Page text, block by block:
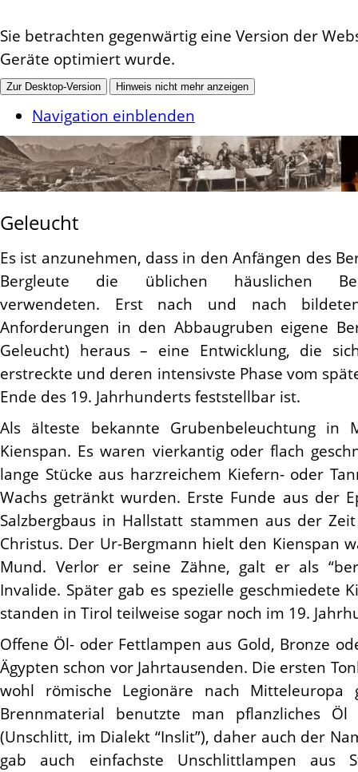
Sie betrachten gegenwärtig eine Version der
Geräte optimiert wurde.
Zur Desktop-Version Hinweis nicht mehr anzeigen
Navigation einblenden
Geleucht
Es ist anzunehmen, dass in den Anfängen des
Bergleute die üblichen häuslichen
verwendeten. Erst nach und nach
Anforderungen in den Abbaugruben eigene
Geleucht) heraus – eine Entwicklung, die
erstreckte und deren intensivste Phase vom
Ende des 19. Jahrhunderts feststellbar ist.
Als älteste bekannte Grubenbeleuchtung in
Kienspan. Es waren vierkantig oder flach
lange Stücke aus harzreichem Kiefern- oder
Wachs getränkt wurden. Erste Funde aus der
Salzbergbaus in Hallstatt stammen aus der
Christus. Der Ur-Bergmann hielt den Kienspan
Mund. Verlor er seine Zähne, galt er als
Invalide. Später gab es spezielle geschmiedete
standen in Tirol teilweise sogar noch im 19.
Offene Öl- oder Fettlampen aus Gold, Bronze
Ägypten schon vor Jahrtausenden. Die ersten
wohl römische Legionäre nach Mitteleuropa
Brennmaterial benutzte man pflanzliches
(Unschlitt, im Dialekt “Inslit”), daher auch der
gab auch einfachste Unschlittlampen aus